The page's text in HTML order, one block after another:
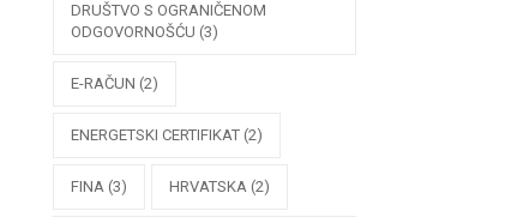
DRUŠTVO S OGRANIČENOM
ODGOVORNOŠĆU (3)
E-RAČUN (2)
ENERGETSKI CERTIFIKAT (2)
FINA (3) HRVATSKA (2)